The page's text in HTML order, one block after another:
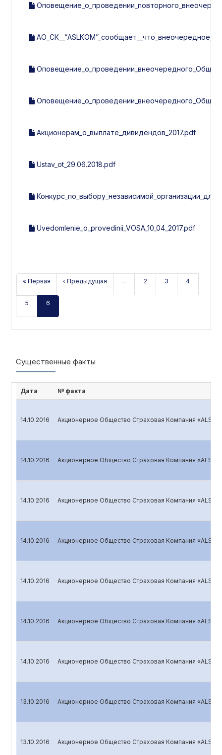
Акционерам_о_выплате_дивидендов_2017.pdf
Ustav_ot_29.06.2018.pdf
Uvedomlenie_o_provedinii_VOSA_10_04_2017.pdf
« Первая ‹ Предыдущая … 2 3 4
5 6
Существенные факты
Дата № факта
14.10.2016 Акционерное Общество Страховая Компания
14.10.2016 Акционерное Общество Страховая Компания
14.10.2016 Акционерное Общество Страховая Компания
14.10.2016 Акционерное Общество Страховая Компания
14.10.2016 Акционерное Общество Страховая Компания
14.10.2016 Акционерное Общество Страховая Компания
14.10.2016 Акционерное Общество Страховая Компания
13.10.2016 Акционерное Общество Страховая Компания
13.10.2016 Акционерное Общество Страховая Компания